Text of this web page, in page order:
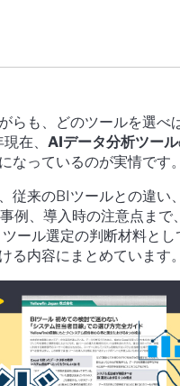
らも、どのツールを選べ
在、 AIデータ分析ツール
なっているのが実情です
従来のBIツールとの違い
例、導入時の注意点まで
ール選定の判断材料とし
る内容にまとめています